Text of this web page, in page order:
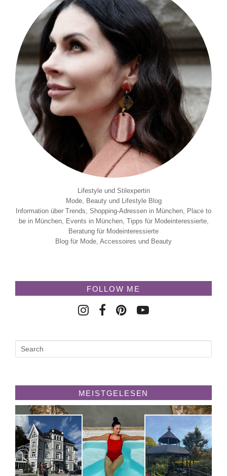
Lifestyle und Stilexpertin
Mode, Beauty und Lifestyle Blog
Information über Trends, Shopping-Adressen in München, Place to
be in München, Events in München, Tipps für Modeinteressierte,
Beratung für Modeinteressierte
Blog für Mode, Accessoires und Beauty
FOLLOW ME
MEISTGELESEN